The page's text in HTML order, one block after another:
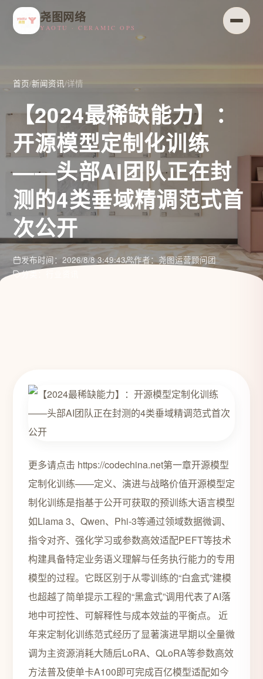
尧图网络
YAOTU · CERAMIC OPS
首页/新闻资讯/详情
【2024最稀缺能力】：
开源模型定制化训练
——头部AI团队正在封
测的4类垂域精调范式首
次公开
发布时间：2026/8/8 3:49:43
作者：尧图运营顾问团
分类：行业资讯
更多请点击 https://codechina.net第一章开源模型
定制化训练——定义、演进与战略价值开源模型定
制化训练是指基于公开可获取的预训练大语言模型
如Llama 3、Qwen、Phi-3等通过领域数据微调、
指令对齐、强化学习或参数高效适配PEFT等技术
构建具备特定业务语义理解与任务执行能力的专用
模型的过程。它既区别于从零训练的“白盒式”建模
也超越了简单提示工程的“黑盒式”调用代表了AI落
地中可控性、可解释性与成本效益的平衡点。 近
年来定制化训练范式经历了显著演进早期以全量微
调为主资源消耗大随后LoRA、QLoRA等参数高效
方法普及使单卡A100即可完成百亿模型适配如今